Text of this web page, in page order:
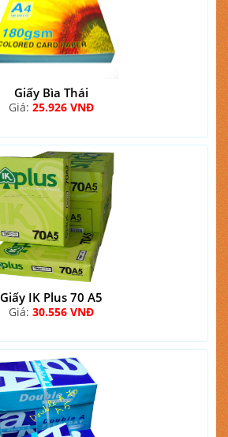
Giấy Bìa Thái
Giá: 25.926 VNĐ
Giấy IK Plus 70 A5
Giá: 30.556 VNĐ